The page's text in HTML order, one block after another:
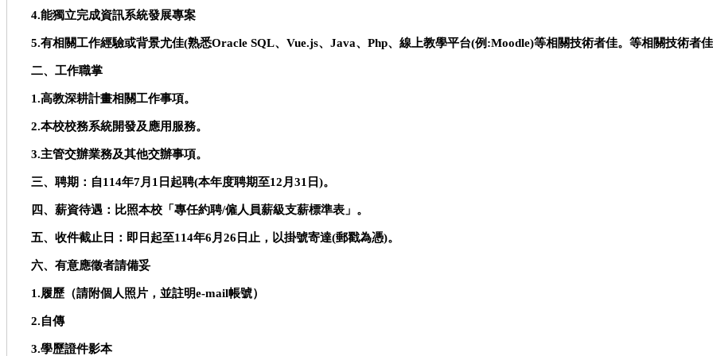
4.能獨立完成資訊系統發展專案
5.有相關工作經驗或背景尤佳(熟悉Oracle SQL、Vue.js、Java、Php、線上教學平台(例:Moodle)等相關技術者佳。等相關技術者
二、工作職掌
1.高教深耕計畫相關工作事項。
2.本校校務系統開發及應用服務。
3.主管交辦業務及其他交辦事項。
三、聘期：自114年7月1 日起聘(本年度聘期至12 月31 日)。
四、薪資待遇：比照本校「專任約聘/僱人員薪級支薪標準表」。
五、收件截止日：即日起至114年6 月26 日止，以掛號寄達(郵戳為憑)。
六、有意應徵者請備妥
1.履歷（請附個人照片，並註明e-mail帳號）
2.自傳
3.學歷證件影本